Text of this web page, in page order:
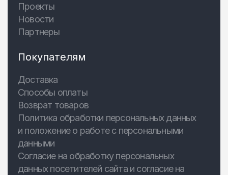
Проекты
Новости
Партнеры
Покупателям
Доставка
Способы оплаты
Возврат товаров
Политика обработки персональных данных
и положение о работе с персональными
данными
Согласие на обработку персональных
данных посетителей сайта и согласие на